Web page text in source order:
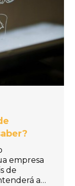
empresa
de
a…